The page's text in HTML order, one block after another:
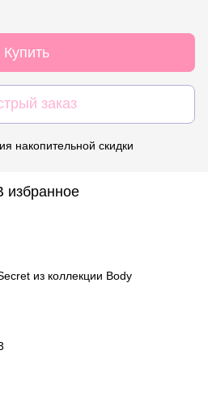
Купить
заказ
накопительной скидки
избранное
из коллекции Body